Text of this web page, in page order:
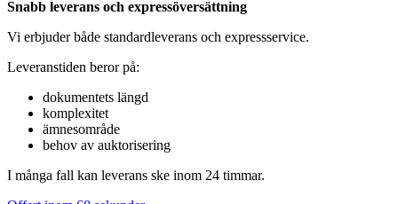
Snabb leverans och expressöversättning
Vi erbjuder både standardleverans och expressservice.
Leveranstiden beror på:
dokumentets längd
komplexitet
ämnesområde
behov av auktorisering
I många fall kan leverans ske inom 24 timmar.